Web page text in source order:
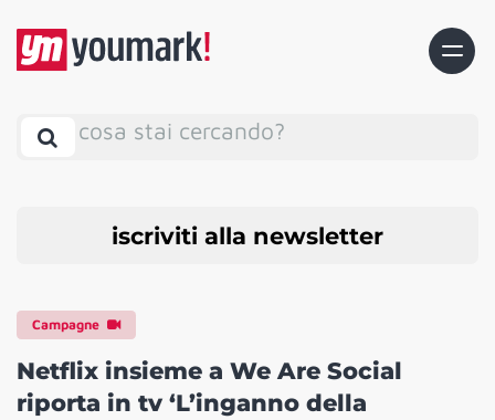
cosa stai cercando?
iscriviti alla newsletter
Campagne
Netflix insieme a We Are Social
riporta in tv ‘L’inganno della